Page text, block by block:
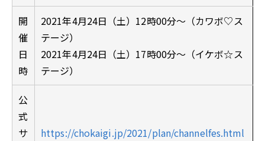
開
催
日
時
2021年4月24日（土）12時00分～（カワボ♡ス
テージ）
2021年4月24日（土）17時00分～（イケボ☆ス
テージ）
公
式
サ
https://chokaigi.jp/2021/plan/channelfes.html